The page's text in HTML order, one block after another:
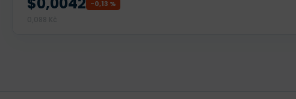
-0,13 %